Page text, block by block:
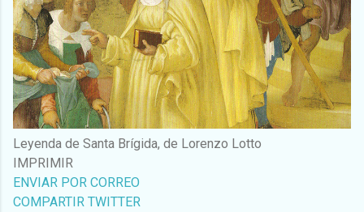
Leyenda de Santa Brígida, de Lorenzo Lotto
IMPRIMIR
ENVIAR POR CORREO
COMPARTIR TWITTER